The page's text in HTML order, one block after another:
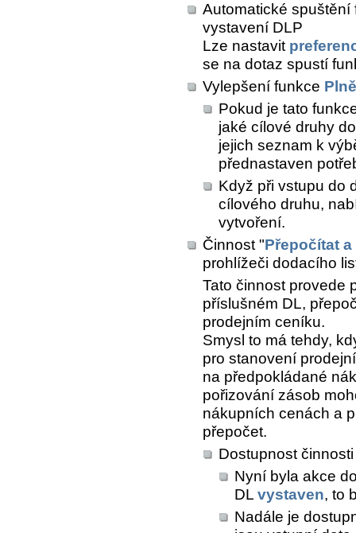
Automatické
vystavení DLP
Lze nastavit
se na dotaz spustí
Vylepšení funkce
Pokud je tato
jaké cílové druhy
jejich seznam k
přednastaven
Když při vstupu do
cílového druhu,
vytvoření.
Činnost "Přepočítat
prohlížeči dodacího
Tato činnost provede
příslušném DL,
prodejním ceníku.
Smysl to má tehdy,
pro stanovení
na předpokládané
pořizování zásob
nákupních cenách a
přepočet.
Dostupnost
Nyní byla akce
DL vystaven, to
Nadále je